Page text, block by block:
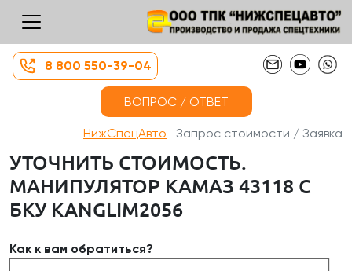
8 800 550-39-04
ВОПРОС / ОТВЕТ
НижСпецАвто Запрос стоимости / Заявка
УТОЧНИТЬ СТОИМОСТЬ.
МАНИПУЛЯТОР КАМАЗ 43118 С
БКУ KANGLIM2056
Как к вам обратиться?